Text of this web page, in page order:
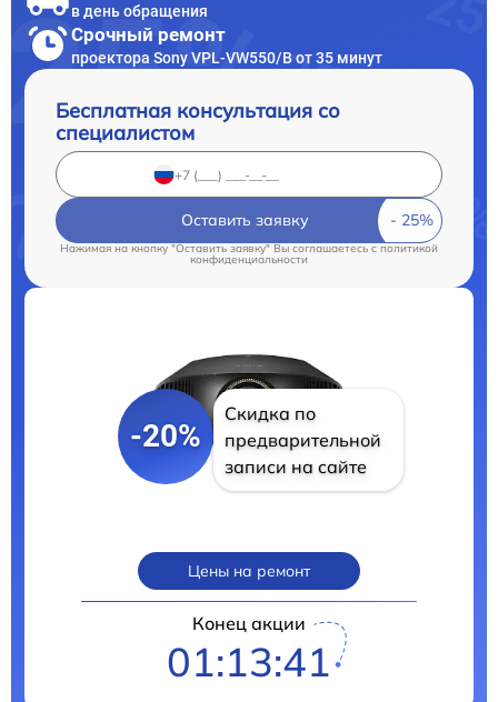
в день обращения
Срочный ремонт
проектора Sony VPL-VW550/B от 35 минут
Бесплатная консультация со
специалистом
Оставить заявку
Нажимая на кнопку "Оставить заявку" Вы соглашаетесь cполитикой
конфиденциальности
-20%
Скидка по
предварительной
записи на сайте
Цены на ремонт
Конец акции
01:13:40